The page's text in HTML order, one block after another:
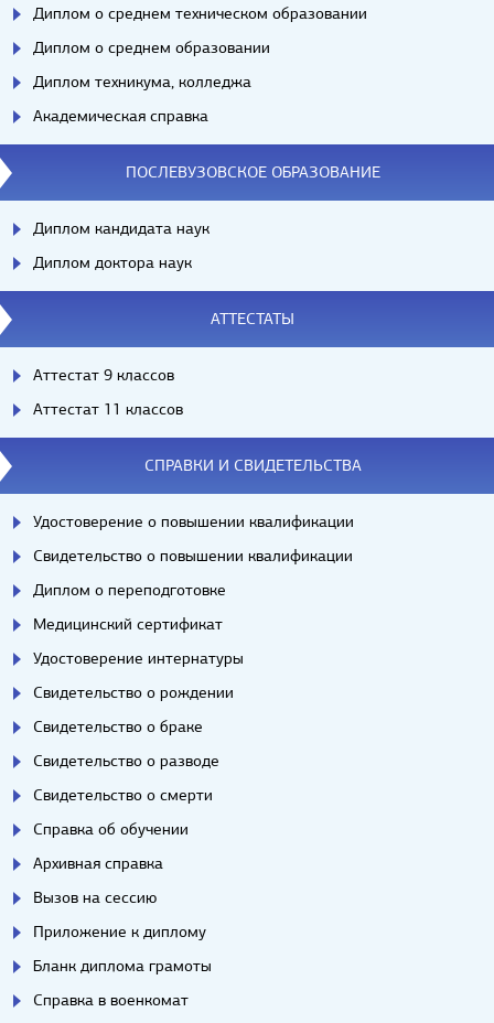
Диплом о среднем техническом образовании
Диплом о среднем образовании
Диплом техникума, колледжа
Академическая справка
ПОСЛЕВУЗОВСКОЕ ОБРАЗОВАНИЕ
Диплом кандидата наук
Диплом доктора наук
АТТЕСТАТЫ
Аттестат 9 классов
Аттестат 11 классов
СПРАВКИ И СВИДЕТЕЛЬСТВА
Удостоверение о повышении квалификации
Свидетельство о повышении квалификации
Диплом о переподготовке
Медицинский сертификат
Удостоверение интернатуры
Свидетельство о рождении
Свидетельство о браке
Свидетельство о разводе
Свидетельство о смерти
Справка об обучении
Архивная справка
Вызов на сессию
Приложение к диплому
Бланк диплома грамоты
Справка в военкомат